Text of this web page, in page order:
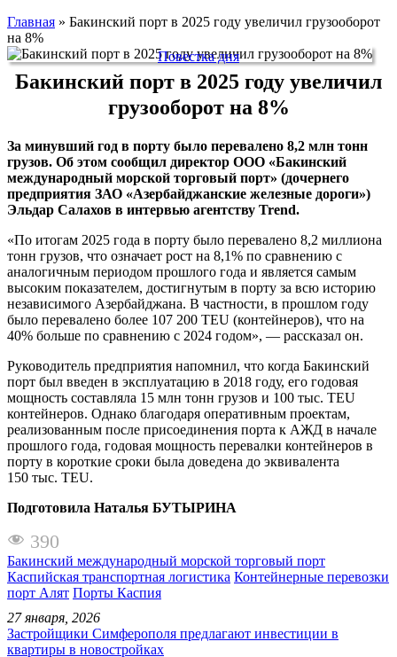
Главная » Бакинский порт в 2025 году увеличил грузооборот
на 8%
Повестка дня
Бакинский порт в 2025 году увеличил
грузооборот на 8%
За минувший год в порту было перевалено 8,2 млн тонн
грузов. Об этом сообщил директор ООО «Бакинский
международный морской торговый порт» (дочернего
предприятия ЗАО «Азербайджанские железные дороги»)
Эльдар Салахов в интервью агентству Trend.
«По итогам 2025 года в порту было перевалено 8,2 миллиона
тонн грузов, что означает рост на 8,1% по сравнению с
аналогичным периодом прошлого года и является самым
высоким показателем, достигнутым в порту за всю историю
независимого Азербайджана. В частности, в прошлом году
было перевалено более 107 200 TEU (контейнеров), что на
40% больше по сравнению с 2024 годом», — рассказал он.
Руководитель предприятия напомнил, что когда Бакинский
порт был введен в эксплуатацию в 2018 году, его годовая
мощность составляла 15 млн тонн грузов и 100 тыс. TEU
контейнеров. Однако благодаря оперативным проектам,
реализованным после присоединения порта к АЖД в начале
прошлого года, годовая мощность перевалки контейнеров в
порту в короткие сроки была доведена до эквивалента
150 тыс. TEU.
Подготовила Наталья БУТЫРИНА
390
Бакинский международный морской торговый порт
Каспийская транспортная логистика Контейнерные перевозки
порт Алят Порты Каспия
27 января, 2026
Застройщики Симферополя предлагают инвестиции в
квартиры в новостройках